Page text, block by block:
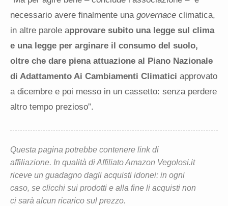
necessario avere finalmente una governace climatica,
in altre parole approvare subito una legge sul clima
e una legge per arginare il consumo del suolo,
oltre che dare piena attuazione al Piano Nazionale
di Adattamento Ai Cambiamenti Climatici approvato
a dicembre e poi messo in un cassetto: senza perdere
altro tempo prezioso”.
Questa pagina potrebbe contenere link di
affiliazione. In qualità di Affiliato Amazon Vegolosi.it
riceve un guadagno dagli acquisti idonei: in ogni
caso, se clicchi sui prodotti e alla fine li acquisti non
ci sarà alcun ricarico sul prezzo.